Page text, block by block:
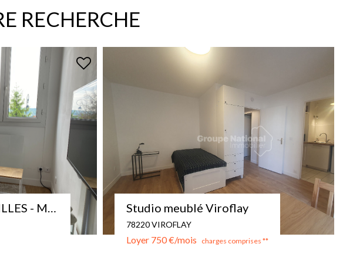
RECHERCHE
Appartement 4 pièces 101 m2
78000 VERSAILLES
Loyer 1 943 €/mois charges comprises **